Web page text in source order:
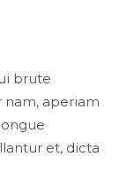
brute
nam, aperiam
et, dicta